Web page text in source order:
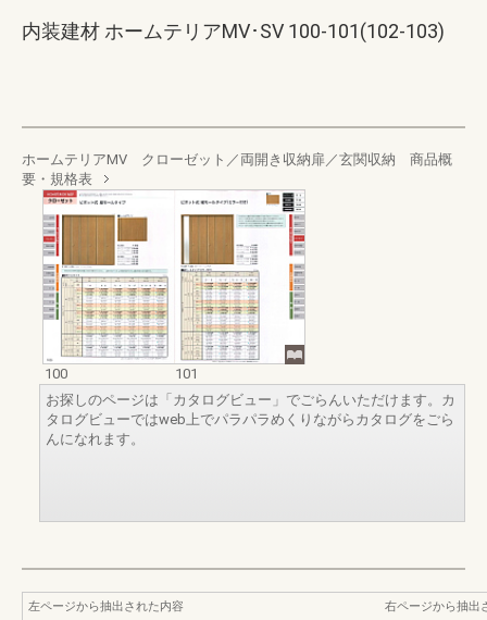
内装建材 ホームテリアMV･SV 100-101(102-103)
ホームテリアMV クローゼット／両開き収納扉／玄関収納 商品概
要・規格表
100
101
お探しのページは「カタログビュー」でごらんいただけます。カ
タログビューではweb上でパラパラめくりながらカタログをごら
んになれます。
左ページから抽出された内容
右ページから抽出